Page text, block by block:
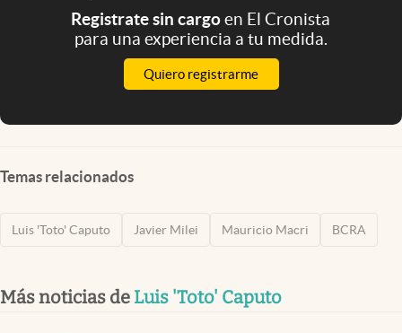
Registrate sin cargoen El Cronista
para una experiencia a tu medida.
Quiero registrarme
Temas relacionados
Luis 'Toto' Caputo Javier Milei Mauricio Macri BCRA
Más noticias de Luis 'Toto' Caputo